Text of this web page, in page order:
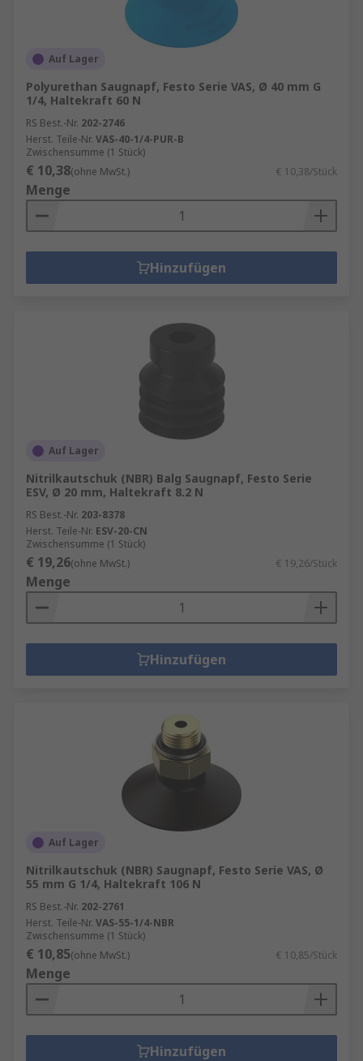
Auf Lager
Polyurethan Saugnapf, Festo Serie VAS, Ø 40 mm G
1/4, Haltekraft 60 N
RS Best.-Nr. 202-2746
Herst. Teile-Nr. VAS-40-1/4-PUR-B
Zwischensumme (1 Stück)
€ 10,38(ohne MwSt.) € 10,38/Stück
Menge
Hinzufügen
Auf Lager
Nitrilkautschuk (NBR) Balg Saugnapf, Festo Serie
ESV, Ø 20 mm, Haltekraft 8.2 N
RS Best.-Nr. 203-8378
Herst. Teile-Nr. ESV-20-CN
Zwischensumme (1 Stück)
€ 19,26(ohne MwSt.) € 19,26/Stück
Menge
Hinzufügen
Auf Lager
Nitrilkautschuk (NBR) Saugnapf, Festo Serie VAS, Ø
55 mm G 1/4, Haltekraft 106 N
RS Best.-Nr. 202-2761
Herst. Teile-Nr. VAS-55-1/4-NBR
Zwischensumme (1 Stück)
€ 10,85(ohne MwSt.) € 10,85/Stück
Menge
Hinzufügen